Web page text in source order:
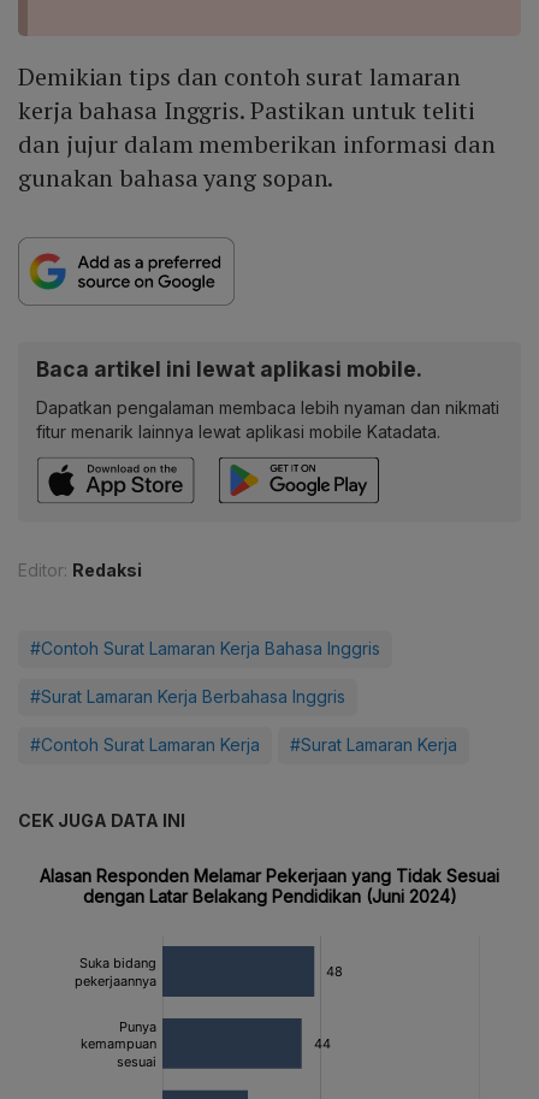
Demikian tips dan contoh surat lamaran
kerja bahasa Inggris. Pastikan untuk teliti
dan jujur dalam memberikan informasi dan
gunakan bahasa yang sopan.
Baca artikel ini lewat aplikasi mobile.
Dapatkan pengalaman membaca lebih nyaman dan nikmati
fitur menarik lainnya lewat aplikasi mobile Katadata.
Editor: Redaksi
#Contoh Surat Lamaran Kerja Bahasa Inggris
#Surat Lamaran Kerja Berbahasa Inggris
#Contoh Surat Lamaran Kerja #Surat Lamaran Kerja
CEK JUGA DATA INI